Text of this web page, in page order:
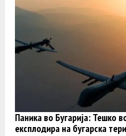
Паника во Бугарија: Тешко
експлодира на бугарска